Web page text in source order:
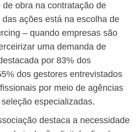
obra na contratação de
ações está na escolha de
– quando empresas são
uma demanda de
por 83% dos
dos gestores entrevistados
por meio de agências
especializadas.
destaca a necessidade